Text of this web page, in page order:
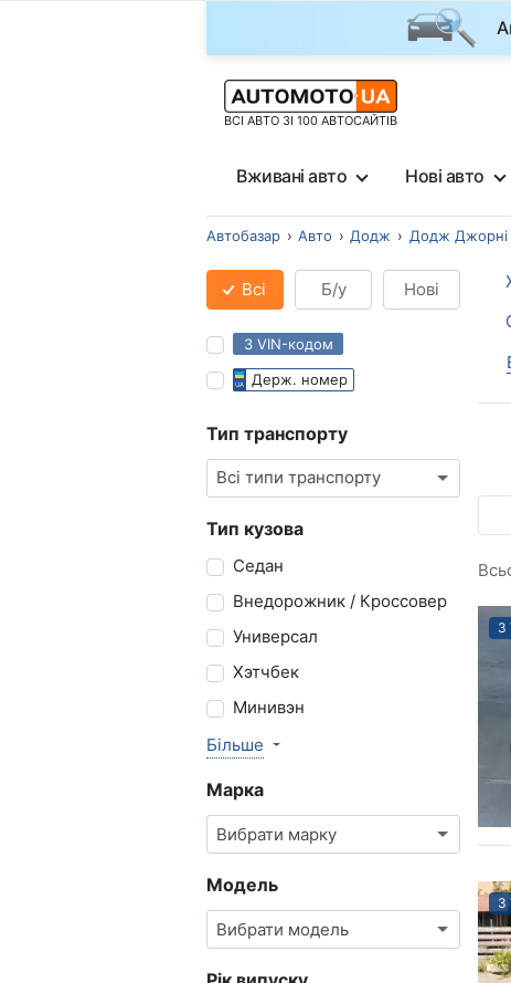
ВСІ АВТО ЗІ 100 АВТОСАЙТІВ
Вживані авто Нові авто
Автобазар Авто Додж Додж Джорні
Всі Б/у Нові
З VIN-кодом
Держ. номер
Тип транспорту
Всі типи транспорту
Тип кузова
Седан
Внедорожник / Кроссовер
Универсал
Хэтчбек
Минивэн
Більше
Марка
Вибрати марку
Модель
Вибрати модель
З
З